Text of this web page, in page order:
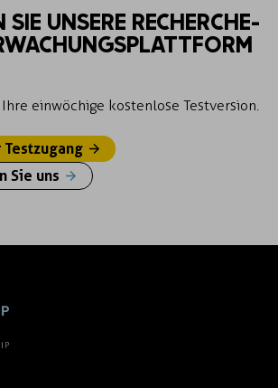
UNSERE RECHERCHE-
einwöchige kostenlose Testversion.
Sie uns